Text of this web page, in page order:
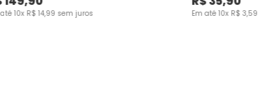
até10x R$ 14,99 sem juros Em até10x R$ 3,59